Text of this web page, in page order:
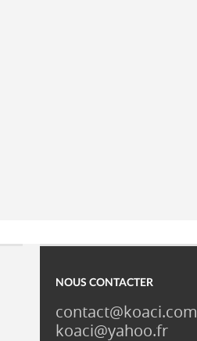
NOUS CONTACTER
contact@koaci.com
koaci@yahoo.fr